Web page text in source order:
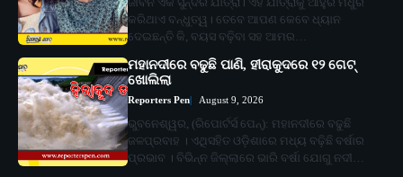
କରିଥାଏ ବନ୍ଧୁତ୍ୱ। ତେବେ ଆପଣ କେବେ ଧ୍ୟାନ
ଦେଇଛନ୍ତି କି, ବୟସ ବଢ଼ିବା ସହ ଆମର…
ମହାନଦୀରେ ବଢୁଛି ପାଣି, ହୀରାକୁଦରେ ୧୨ ଗେଟ୍
ଖୋଲିଲା
Reporters Pen August 9, 2026
ଭୁବନେଶ୍ୱର, (ରିପୋର୍ଟର୍ସ ପେନ୍‌): ମହାନଦୀରେ ବଢୁଛି
ଜଳପ୍ରବାହ । ଏଥିସହିତ ଓଡ଼ିଶାରେ ମଧ୍ୟ ବଢ଼ିଛି ବର୍ଷାର
ପ୍ରଭାବ । ବିଭିନ୍ନ ଜିଲ୍ଲାରେ ଭାରି ବର୍ଷା ଯୋଗୁ ନଦୀ…